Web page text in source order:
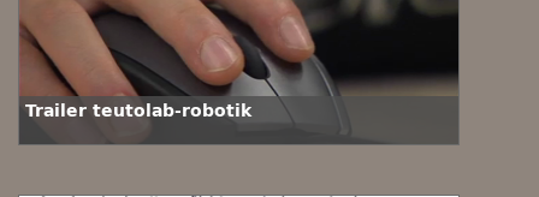
Trailer teutolab-robotik